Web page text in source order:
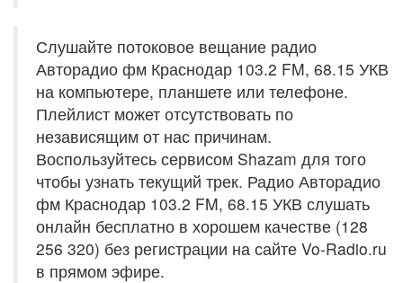
Слушайте потоковое вещание радио
Авторадио фм Краснодар 103.2 FM, 68.15 УКВ
на компьютере, планшете или телефоне.
Плейлист может отсутствовать по
независящим от нас причинам.
Воспользуйтесь сервисом Shazam для того
чтобы узнать текущий трек. Радио Авторадио
фм Краснодар 103.2 FM, 68.15 УКВ слушать
онлайн бесплатно в хорошем качестве (128
256 320) без регистрации на сайте Vo-Radio.ru
в прямом эфире.